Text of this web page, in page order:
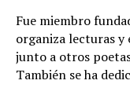
Fue miembro
organiza lecturas y
junto a otros
También se ha